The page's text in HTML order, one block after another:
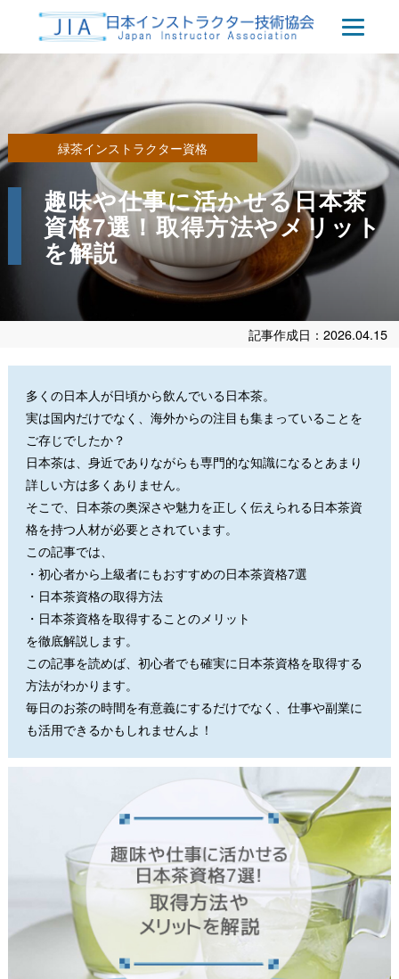
緑茶インストラクター資格
趣味や仕事に活かせる日本茶
資格7選！取得方法やメリット
を解説
記事作成日：2026.04.15
多くの日本人が日頃から飲んでいる日本茶。
実は国内だけでなく、海外からの注目も集まっていることを
ご存じでしたか？
日本茶は、身近でありながらも専門的な知識になるとあまり
詳しい方は多くありません。
そこで、日本茶の奥深さや魅力を正しく伝えられる日本茶資
格を持つ人材が必要とされています。
この記事では、
・初心者から上級者にもおすすめの日本茶資格7選
・日本茶資格の取得方法
・日本茶資格を取得することのメリット
を徹底解説します。
この記事を読めば、初心者でも確実に日本茶資格を取得する
方法がわかります。
毎日のお茶の時間を有意義にするだけでなく、仕事や副業に
も活用できるかもしれませんよ！